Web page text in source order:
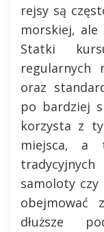
rejsy są
morskiej,
Statki
regularnych
oraz
po bardziej
korzysta z
miejsca, a
samoloty czy
obejmować
dłuższe